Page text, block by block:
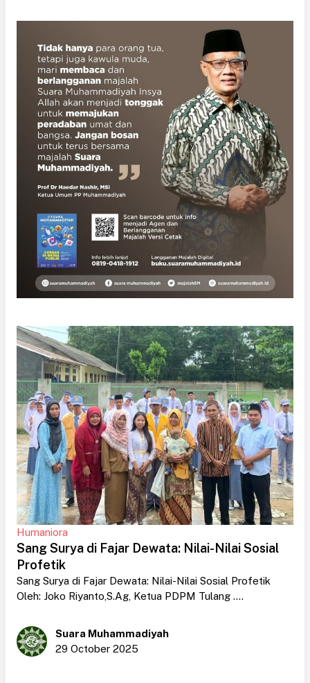
Humaniora
Sang Surya di Fajar Dewata: Nilai-Nilai Sosial
Profetik
Sang Surya di Fajar Dewata: Nilai-Nilai Sosial Profetik
Oleh: Joko Riyanto,S.Ag, Ketua PDPM Tulang ....
Suara Muhammadiyah
29 October 2025